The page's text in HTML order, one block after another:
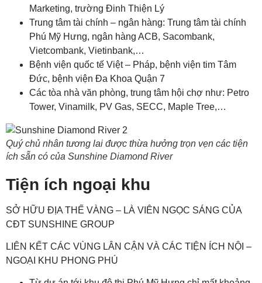
Marketing, trường Đinh Thiện Lý
Trung tâm tài chính – ngân hàng: Trung tâm tài chính
Phú Mỹ Hưng, ngân hàng ACB, Sacombank,
Vietcombank, Vietinbank,…
Bệnh viện quốc tế Việt – Pháp, bệnh viện tim Tâm
Đức, bệnh viện Đa Khoa Quận 7
Các tòa nhà văn phòng, trung tâm hội chợ như: Petro
Tower, Vinamilk, PV Gas, SECC, Maple Tree,…
Quý chủ nhân tương lai được thừa hưởng trọn vẹn các tiện
ích sẵn có của Sunshine Diamond River
Tiện ích ngoại khu
SỞ HỮU ĐỊA THẾ VÀNG – LÀ VIÊN NGỌC SÁNG CỦA
CĐT SUNSHINE GROUP
LIÊN KẾT CÁC VÙNG LÂN CẬN VÀ CÁC TIỆN ÍCH NỘI –
NGOẠI KHU PHONG PHÚ